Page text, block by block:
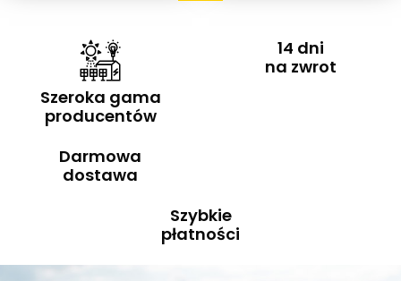
Szeroka gama
producentów
14 dni
na zwrot
Darmowa
dostawa
Szybkie
płatności